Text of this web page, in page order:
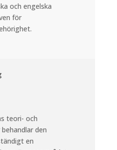
och engelska
för
teori- och
den
en